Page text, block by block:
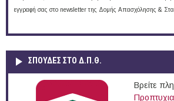
εγγραφή σας στο newsletter της Δομής Απασχόλησης &
ΣΠΟΥΔΈΣ ΣΤΟ Δ.Π.Θ.
Βρείτε